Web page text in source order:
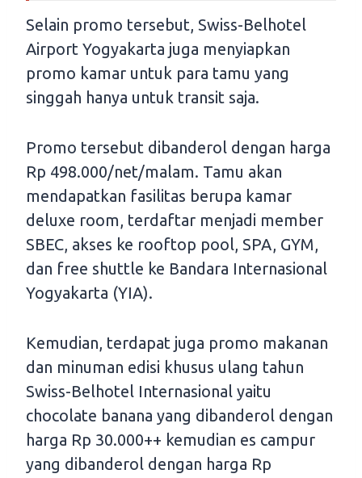
Selain promo tersebut, Swiss-Belhotel
Airport Yogyakarta juga menyiapkan
promo kamar untuk para tamu yang
singgah hanya untuk transit saja.
Promo tersebut dibanderol dengan harga
Rp 498.000/net/malam. Tamu akan
mendapatkan fasilitas berupa kamar
deluxe room, terdaftar menjadi member
SBEC, akses ke rooftop pool, SPA, GYM,
dan free shuttle ke Bandara Internasional
Yogyakarta (YIA).
Kemudian, terdapat juga promo makanan
dan minuman edisi khusus ulang tahun
Swiss-Belhotel Internasional yaitu
chocolate banana yang dibanderol dengan
harga Rp 30.000++ kemudian es campur
yang dibanderol dengan harga Rp